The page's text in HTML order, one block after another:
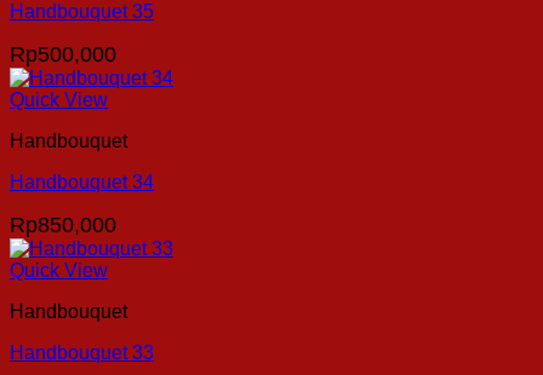
Handbouquet 35
Rp500,000
Quick View
Handbouquet
Handbouquet 34
Rp850,000
Quick View
Handbouquet
Handbouquet 33